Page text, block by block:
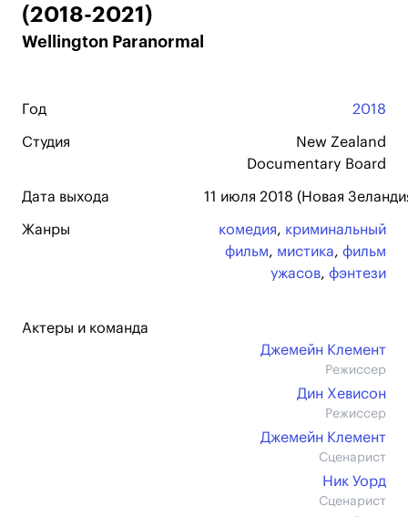
(2018-2021)
Wellington Paranormal
Год 2018
Студия
New Zealand
Documentary Board
Дата выхода 11 июля 2018 (Новая
Жанры комедия, криминальный
фильм, мистика, фильм
ужасов, фэнтези
Актеры и команда
Джемейн Клемент
Режиссер
Дин Хевисон
Режиссер
Джемейн Клемент
Сценарист
Ник Уорд
Сценарист